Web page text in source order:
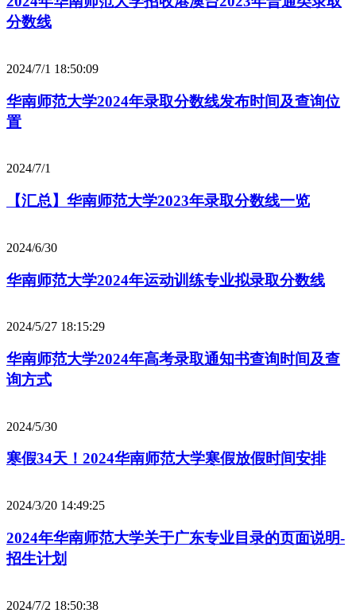
分数线
2024/7/1 18:50:09
华南师范大学2024年录取分数线发布时间及查询位
置
2024/7/1
【汇总】华南师范大学2023年录取分数线一览
2024/6/30
华南师范大学2024年运动训练专业拟录取分数线
2024/5/27 18:15:29
华南师范大学2024年高考录取通知书查询时间及查
询方式
2024/5/30
寒假34天！2024华南师范大学寒假放假时间安排
2024/3/20 14:49:25
2024年华南师范大学关于广东专业目录的页面说明-
招生计划
2024/7/2 18:50:38